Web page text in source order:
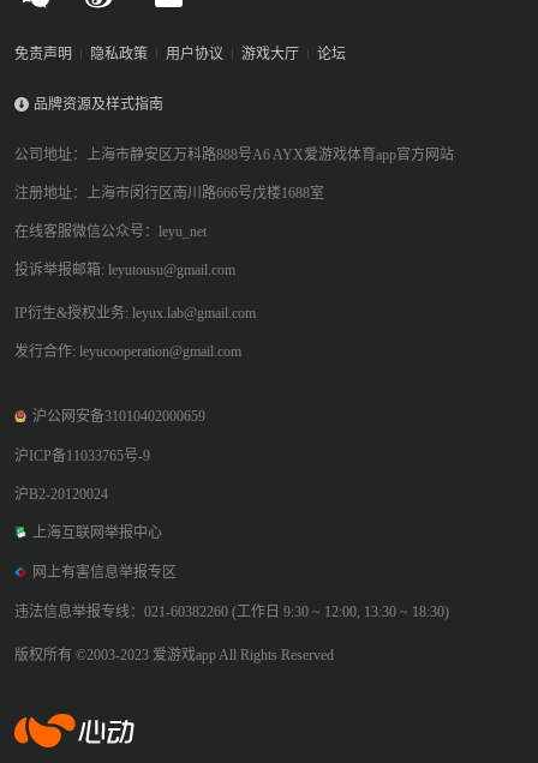
免责声明 隐私政策 用户协议 游戏大厅 论坛
品牌资源及样式指南
公司地址：上海市静安区万科路888号A6 AYX爱游戏体育app官方网站
注册地址：上海市闵行区南川路666号戊楼1688室
在线客服微信公众号：leyu_net
投诉举报邮箱: leyutousu@gmail.com
IP衍生&授权业务: leyux.lab@gmail.com
发行合作: leyucooperation@gmail.com
沪公网安备31010402000659
沪ICP备11033765号-9
沪B2-20120024
上海互联网举报中心
网上有害信息举报专区
违法信息举报专线：021-60382260 (工作日 9:30 ~ 12:00, 13:30 ~ 18:30)
版权所有 ©2003-2023 爱游戏app All Rights Reserved
爱游戏app体育